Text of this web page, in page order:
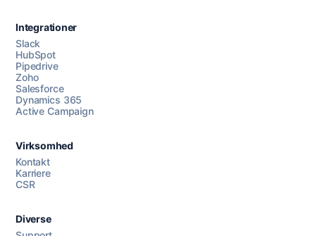
Chat med os
AI Campaign Assist
Integrationer
Slack
HubSpot
Pipedrive
Zoho
Salesforce
Dynamics 365
Active Campaign
Virksomhed
Kontakt
Karriere
CSR
Diverse